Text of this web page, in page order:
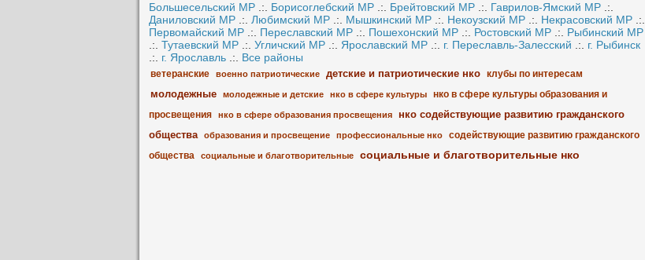
Большесельский МР .:. Борисоглебский МР .:. Брейтовский МР .:. Гаврилов-Ямский МР .:.
Даниловский МР .:. Любимский МР .:. Мышкинский МР .:. Некоузский МР .:. Некрасовский МР .:.
Первомайский МР .:. Переславский МР .:. Пошехонский МР .:. Ростовский МР .:. Рыбинский МР
.:. Тутаевский МР .:. Угличский МР .:. Ярославский МР .:. г. Переславль-Залесский .:. г. Рыбинск
.:. г. Ярославль .:. Все районы
ветеранские военно патриотические детские и патриотические нко клубы по интересам
молодежные молодежные и детские нко в сфере культуры
нко в сфере культуры образования и
просвещения
нко в сфере образования просвещения
нко содействующие развитию гражданского
общества
образования и просвещение профессиональные нко
содействующие развитию гражданского
общества
социальные и благотворительные социальные и благотворительные нко